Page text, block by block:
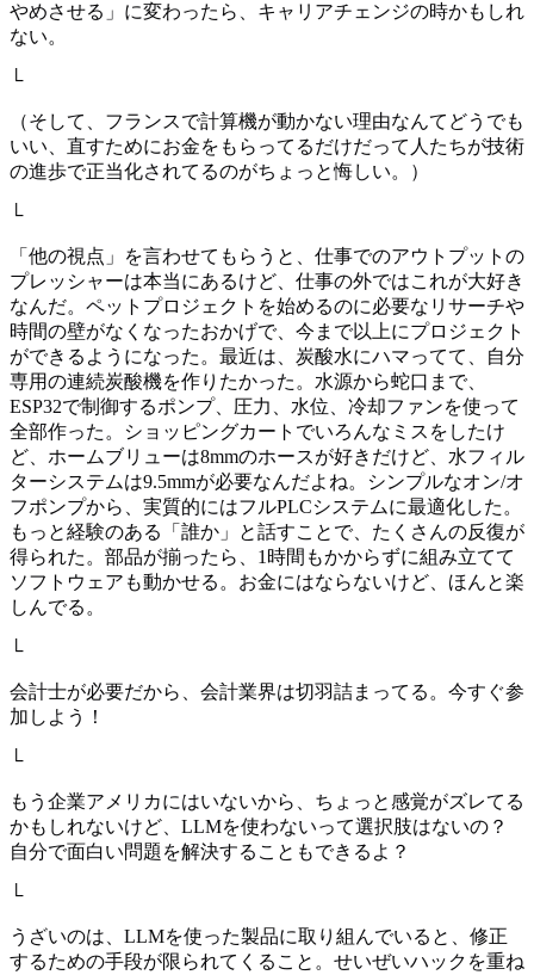
やめさせる」に変わったら、キャリアチェンジの時かもしれ
ない。
└
（そして、フランスで計算機が動かない理由なんてどうでも
いい、直すためにお金をもらってるだけだって人たちが技術
の進歩で正当化されてるのがちょっと悔しい。）
└
「他の視点」を言わせてもらうと、仕事でのアウトプットの
プレッシャーは本当にあるけど、仕事の外ではこれが大好き
なんだ。ペットプロジェクトを始めるのに必要なリサーチや
時間の壁がなくなったおかげで、今まで以上にプロジェクト
ができるようになった。最近は、炭酸水にハマってて、自分
専用の連続炭酸機を作りたかった。水源から蛇口まで、
ESP32で制御するポンプ、圧力、水位、冷却ファンを使って
全部作った。ショッピングカートでいろんなミスをしたけ
ど、ホームブリューは8mmのホースが好きだけど、水フィル
ターシステムは9.5mmが必要なんだよね。シンプルなオン/オ
フポンプから、実質的にはフルPLCシステムに最適化した。
もっと経験のある「誰か」と話すことで、たくさんの反復が
得られた。部品が揃ったら、1時間もかからずに組み立てて
ソフトウェアも動かせる。お金にはならないけど、ほんと楽
しんでる。
└
会計士が必要だから、会計業界は切羽詰まってる。今すぐ参
加しよう！
└
もう企業アメリカにはいないから、ちょっと感覚がズレてる
かもしれないけど、LLMを使わないって選択肢はないの？
自分で面白い問題を解決することもできるよ？
└
うざいのは、LLMを使った製品に取り組んでいると、修正
するための手段が限られてくること。せいぜいハックを重ね